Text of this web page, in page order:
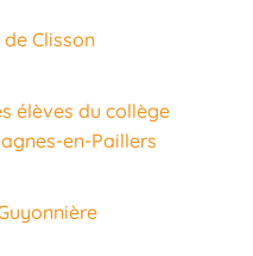
Clisson
élèves du collège
en-Paillers